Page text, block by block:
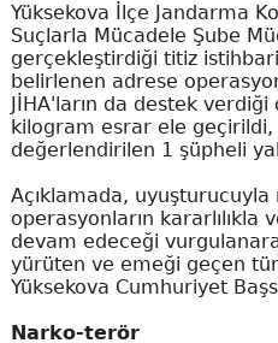
Yüksekova İlçe Jandarma
Suçlarla Mücadele Şube
gerçekleştirdiği titiz
belirlenen adrese
JİHA'ların da destek
kilogram esrar ele geçirildi,
değerlendirilen 1 şüpheli
Açıklamada,
operasyonların kararlılıkla
devam edeceği
yürüten ve emeği geçen
Yüksekova Cumhuriyet
Narko-terör